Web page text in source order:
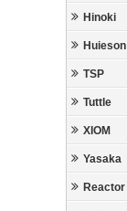
Hinoki
Huieson
TSP
Tuttle
XIOM
Yasaka
Reactor